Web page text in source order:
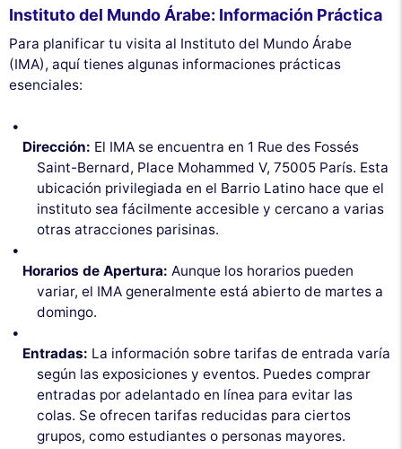
Instituto del Mundo Árabe: Información Práctica
Para planificar tu visita al Instituto del Mundo Árabe
(IMA), aquí tienes algunas informaciones prácticas
esenciales:
Dirección: El IMA se encuentra en 1 Rue des Fossés
Saint-Bernard, Place Mohammed V, 75005 París. Esta
ubicación privilegiada en el Barrio Latino hace que el
instituto sea fácilmente accesible y cercano a varias
otras atracciones parisinas.
Horarios de Apertura: Aunque los horarios pueden
variar, el IMA generalmente está abierto de martes a
domingo.
Entradas: La información sobre tarifas de entrada varía
según las exposiciones y eventos. Puedes comprar
entradas por adelantado en línea para evitar las
colas. Se ofrecen tarifas reducidas para ciertos
grupos, como estudiantes o personas mayores.